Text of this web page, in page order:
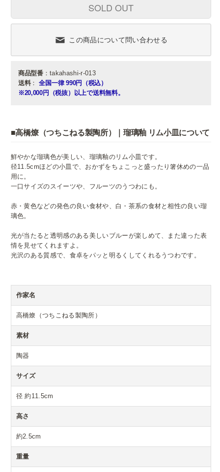
SOLD OUT
この商品について問い合わせる
商品型番：takahashi-r-013
送料： 全国一律 990円（税込）
※20,000円（税抜）以上で送料無料。
■高橋燎（つちこねる製陶所）｜瑠璃釉 リム小皿について
鮮やかな瑠璃色が美しい、瑠璃釉のリム小皿です。
径11.5cmほどの小皿で、おかずをちょこっと盛ったり箸休めの一品
用に。
一口サイズのスイーツや、フルーツのうつわにも。
赤・黄色などの発色の良い食材や、白・茶系の食材と相性の良い瑠
璃色。
光が当たると透明感のある美しいブルーが楽しめて、また違った表
情を見せてくれますよ。
光沢のある質感で、食卓をパッと明るくしてくれるうつわです。
作家名
高橋燎（つちこねる製陶所）
素材
陶器
サイズ
径 約11.5cm
高さ
約2.5cm
重量